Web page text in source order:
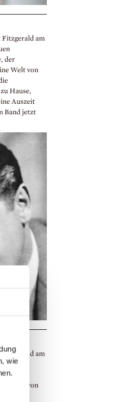
wie
Fitzgerald am
der
Welt von
Hause,
Auszeit
Band jetzt
Fitzgerald am
der
Welt von